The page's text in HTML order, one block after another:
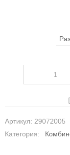
Артикул: 29072005
Категория: